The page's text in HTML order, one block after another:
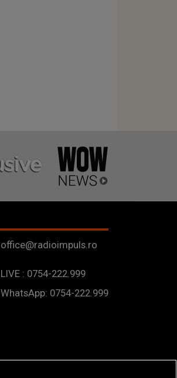
office@radioimpuls.ro
LIVE : 0754-222.999
WhatsApp: 0754-222.999